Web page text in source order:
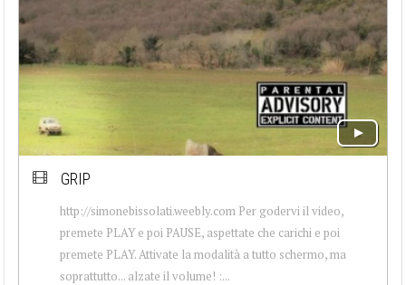
GRIP
http://simonebissolati.weebly.com Per godervi il video,
premete PLAY e poi PAUSE, aspettate che carichi e poi
premete PLAY. Attivate la modalità a tutto schermo, ma
soprattutto... alzate il volume! :...